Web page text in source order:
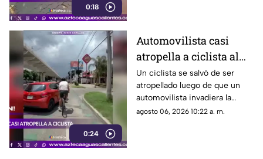
0:18
0:24
Automovilista casi
atropella a ciclista al
invadir el carril de la
ciclovía en Guadalajara
Un ciclista se salvó de ser
atropellado luego de que un
automovilista invadiera la
ciclovía al girar a la derecha sin
agosto 06, 2026 10:22 a. m.